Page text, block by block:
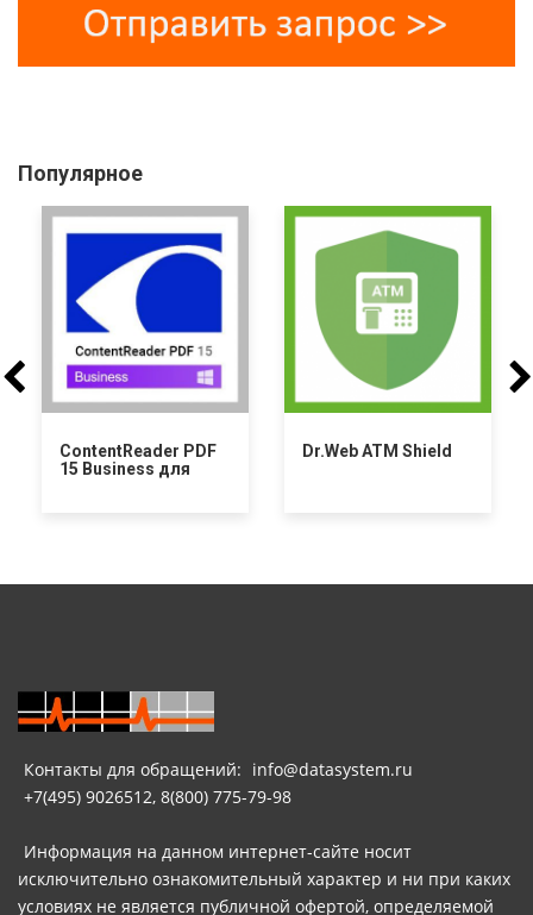
Популярное
ContentReader PDF
15 Business для
Dr.Web ATM Shield
Контакты для обращений: info@datasystem.ru
+7(495) 9026512, 8(800) 775-79-98
Информация на данном интернет-сайте носит
исключительно ознакомительный характер и ни при каких
условиях не является публичной офертой, определяемой